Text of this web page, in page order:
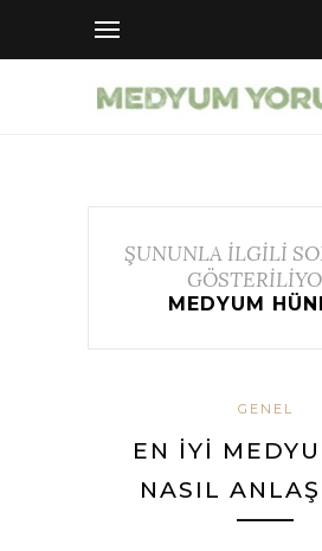
ŞUNUNLA İLGİLİ
MEDYUM
GENEL
EN İYI
NASIL